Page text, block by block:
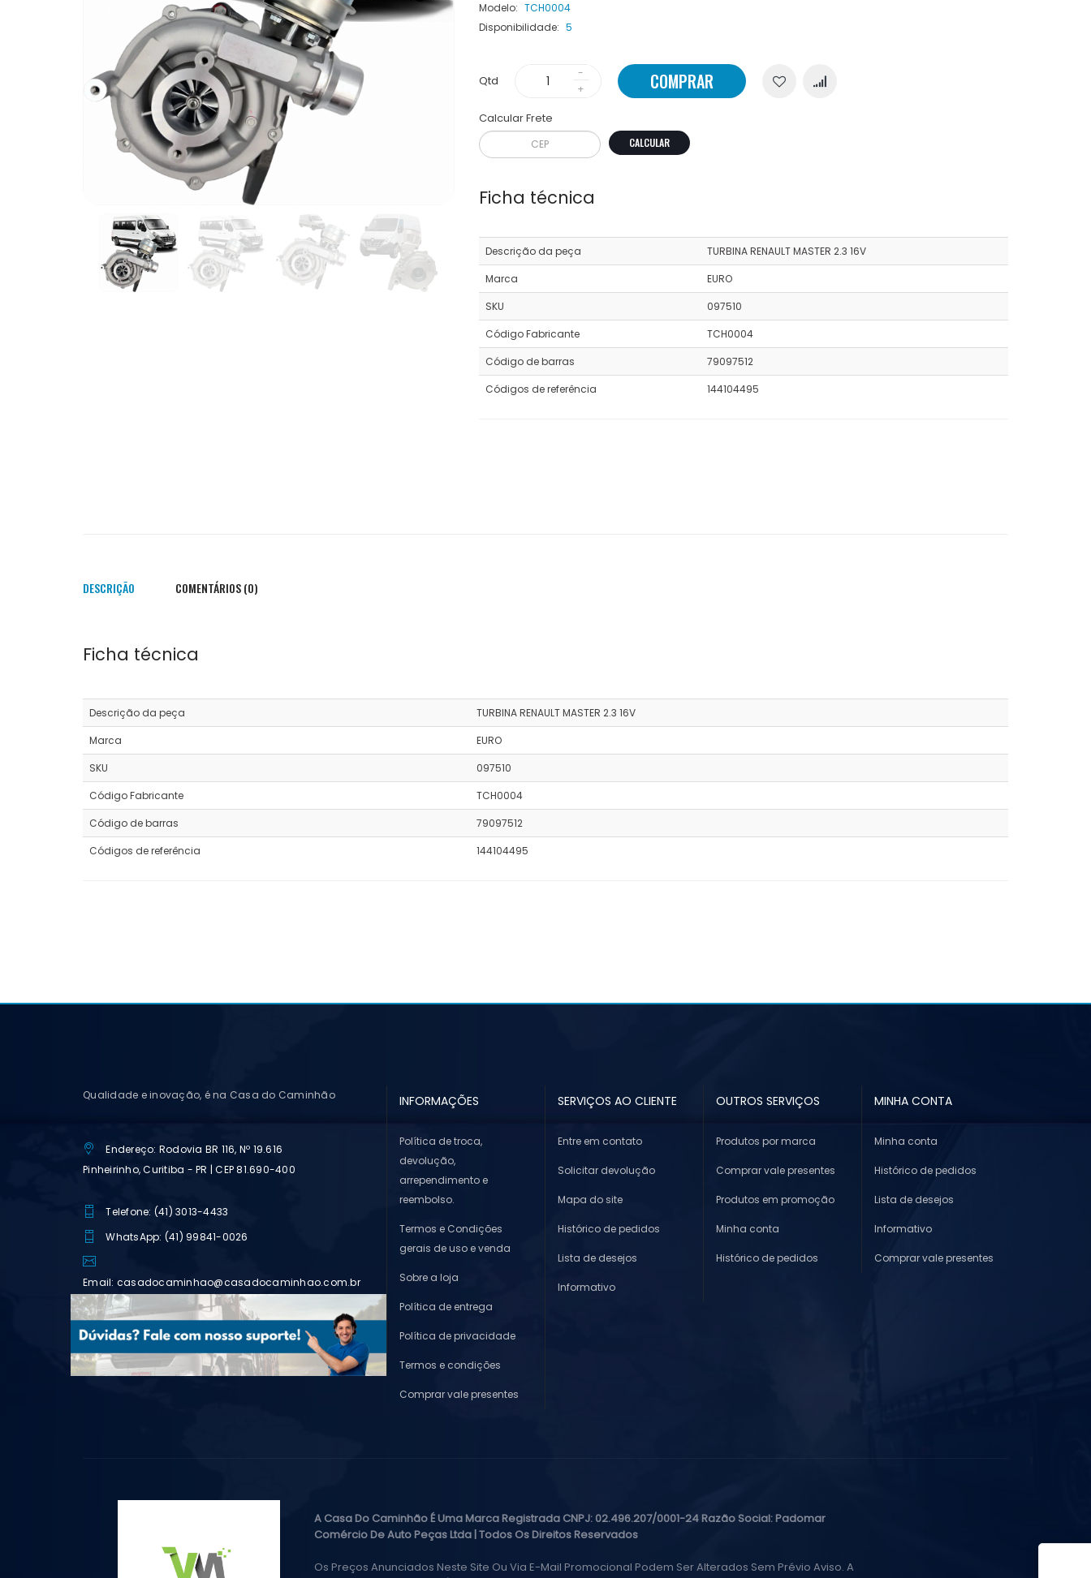
Modelo: TCH0004
Disponibilidade: 5
Qtd COMPRAR
Calcular Frete
CALCULAR
Ficha técnica
Descrição da peça
TURBINA RENAULT MASTER 2.3 16V
Marca
EURO
SKU
097510
Código Fabricante
TCH0004
Código de barras
79097512
Códigos de referência
144104495
DESCRIÇÃO COMENTÁRIOS (0)
Ficha técnica
Descrição da peça
TURBINA RENAULT MASTER 2.3 16V
Marca
EURO
SKU
097510
Código Fabricante
TCH0004
Código de barras
79097512
Códigos de referência
144104495
Qualidade e inovação, é na Casa do Caminhão
Endereço: Rodovia BR 116, Nº 19.616
Pinheirinho, Curitiba - PR | CEP 81.690-400
Telefone: (41) 3013-4433
WhatsApp: (41) 99841-0026
Email: casadocaminhao@casadocaminhao.com.br
INFORMAÇÕES
Política de troca,
devolução,
arrependimento e
reembolso.
Termos e Condições
gerais de uso e venda
Sobre a loja
Política de entrega
Política de privacidade
Termos e condições
Comprar vale presentes
SERVIÇOS AO CLIENTE
Entre em contato
Solicitar devolução
Mapa do site
Histórico de pedidos
Lista de desejos
Informativo
OUTROS SERVIÇOS
Produtos por marca
Comprar vale presentes
Produtos em promoção
Minha conta
Histórico de pedidos
MINHA CONTA
Minha conta
Histórico de pedidos
Lista de desejos
Informativo
Comprar vale presentes
A Casa Do Caminhão É Uma Marca Registrada CNPJ: 02.496.207/0001-24 Razão Social: Padomar
Comércio De Auto Peças Ltda | Todos Os Direitos Reservados
Os Preços Anunciados Neste Site Ou Via E-Mail Promocional Podem Ser Alterados Sem Prévio Aviso. A